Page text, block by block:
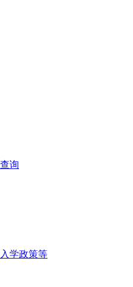
询
学政策等